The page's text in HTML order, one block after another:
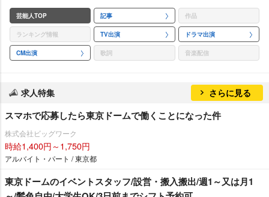
芸能人TOP 記事 作品
ランキング情報 TV出演 ドラマ出演
CM出演 歌詞 音楽配信
求人特集 さらに見る
スマホで応募したら東京ドームで働くことになった件
株式会社ビッグワーク
時給1,400円～1,750円
アルバイト・パート / 東京都
東京ドームのイベントスタッフ/設営・搬入搬出/週1～又は月1